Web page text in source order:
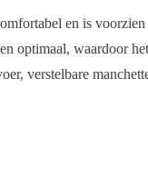
en is
optimaal, waardoor
verstelbare